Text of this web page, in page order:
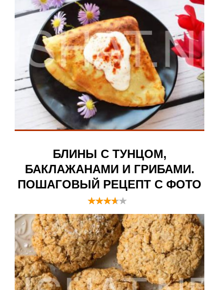
БЛИНЫ С ТУНЦОМ,
БАКЛАЖАНАМИ И ГРИБАМИ.
ПОШАГОВЫЙ РЕЦЕПТ С ФОТО